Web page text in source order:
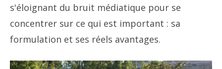
s'éloignant du bruit médiatique pour se
concentrer sur ce qui est important : sa
formulation et ses réels avantages.